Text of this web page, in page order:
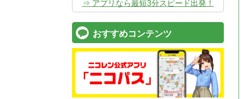
⇒ アプリなら最短3分スピード出発！
おすすめコンテンツ